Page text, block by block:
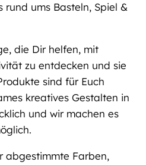
rund ums Basteln, Spiel &
die Dir helfen, mit
zu entdecken und sie
sind für Euch
kreatives Gestalten in
und wir machen es
abgestimmte Farben,